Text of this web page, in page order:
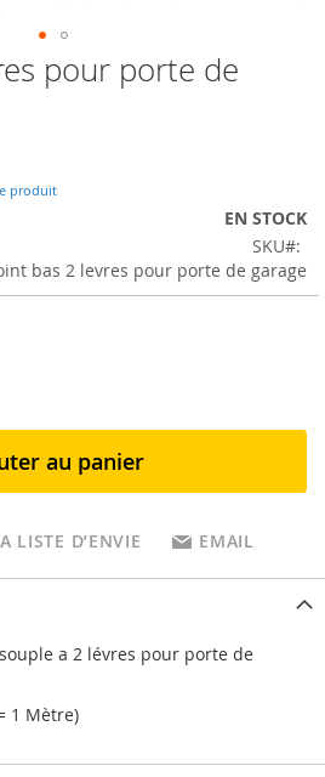
pour porte de
produit
EN STOCK
SKU
bas 2 levres pour porte de garage
au panier
LISTE D’ENVIE EMAIL
a 2 lévres pour porte de
1 Mètre)